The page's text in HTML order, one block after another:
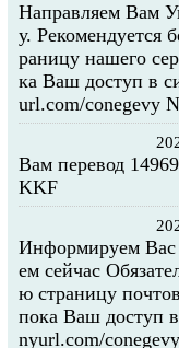
Направляем Вам
у. Рекомендуется
раницу нашего
ка Ваш доступ в
url.com/conegevy
Вам перевод
KKF
Информируем Вас
ем сейчас
ю страницу
пока Ваш доступ
nyurl.com/